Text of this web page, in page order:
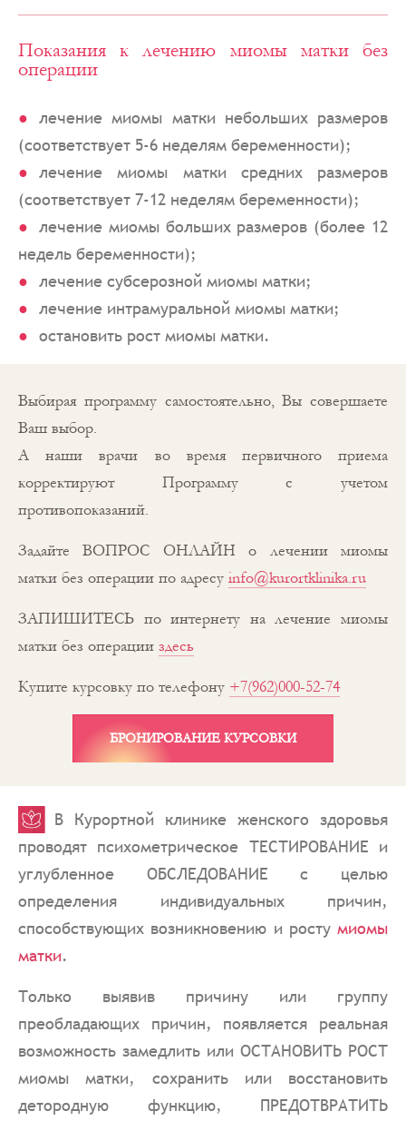
Показания к лечению миомы матки без
операции
лечение миомы матки небольших размеров
(соответствует 5-6 неделям беременности);
лечение миомы матки средних размеров
(соответствует 7-12 неделям беременности);
лечение миомы больших размеров (более 12
недель беременности);
лечение субсерозной миомы матки;
лечение интрамуральной миомы матки;
остановить рост миомы матки.
Выбирая программу самостоятельно, Вы совершаете
Ваш выбор.
А наши врачи во время первичного приема
корректируют Программу с учетом
противопоказаний.
Задайте ВОПРОС ОНЛАЙН о лечении миомы
матки без операции по адресу info@kurortklinika.ru
ЗАПИШИТЕСЬ по интернету на лечение миомы
матки без операции здесь
Купите курсовку по телефону +7(962)000-52-74
БРОНИРОВАНИЕ КУРСОВКИ
В Курортной клинике женского здоровья
проводят психометрическое ТЕСТИРОВАНИЕ и
углубленное ОБСЛЕДОВАНИЕ с целью
определения индивидуальных причин,
способствующих возникновению и росту миомы
матки.
Только выявив причину или группу
преобладающих причин, появляется реальная
возможность замедлить или ОСТАНОВИТЬ РОСТ
миомы матки, сохранить или восстановить
детородную функцию, ПРЕДОТВРАТИТЬ